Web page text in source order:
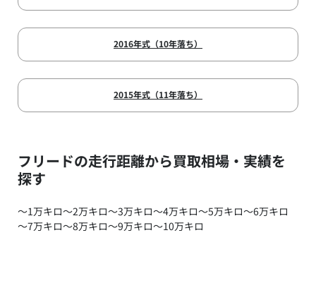
2016年式（10年落ち）
2015年式（11年落ち）
フリードの走行距離から買取相場・実績を
探す
～1万キロ～2万キロ～3万キロ～4万キロ～5万キロ～6万キロ
～7万キロ～8万キロ～9万キロ～10万キロ